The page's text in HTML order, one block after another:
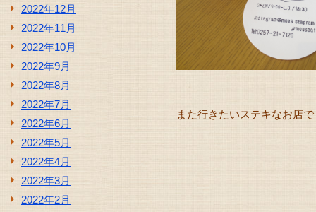
2022年12月
2022年11月
2022年10月
2022年9月
2022年8月
2022年7月
2022年6月
2022年5月
2022年4月
2022年3月
2022年2月
また行きたいステキなお店